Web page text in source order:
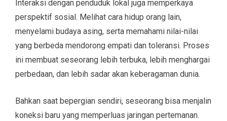
Interaksi dengan penduduk lokal juga memperkaya
perspektif sosial. Melihat cara hidup orang lain,
menyelami budaya asing, serta memahami nilai-nilai
yang berbeda mendorong empati dan toleransi. Proses
ini membuat seseorang lebih terbuka, lebih menghargai
perbedaan, dan lebih sadar akan keberagaman dunia.
Bahkan saat bepergian sendiri, seseorang bisa menjalin
koneksi baru yang memperluas jaringan pertemanan.